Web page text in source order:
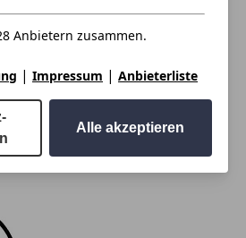
Anbietern zusammen.
| Impressum | Anbieterliste
Alle akzeptieren